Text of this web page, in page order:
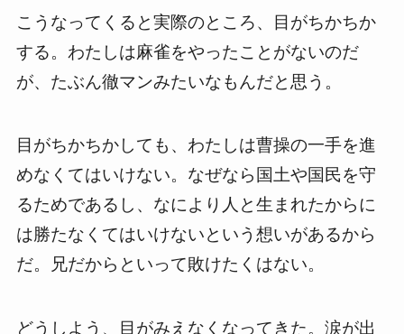
こうなってくると実際のところ、目がちかちか
する。わたしは麻雀をやったことがないのだ
が、たぶん徹マンみたいなもんだと思う。
目がちかちかしても、わたしは曹操の一手を進
めなくてはいけない。なぜなら国土や国民を守
るためであるし、なにより人と生まれたからに
は勝たなくてはいけないという想いがあるから
だ。兄だからといって敗けたくはない。
どうしよう、目がみえなくなってきた。涙が出